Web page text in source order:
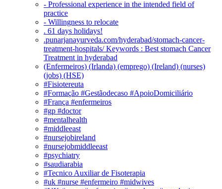
- Professional experience in the intended field of
practice
- Willingness to relocate
. 61 days holidays!
.punarjanayurveda.com/hyderabad/stomach-cancer-
treatment-hospitals/ Keywords : Best stomach Cancer
Treatment in hyderabad
(Enfermeiros) (Irlanda) (emprego) (Ireland) (nurses)
(jobs) (HSE)
#Fisiotereuta
#Formação #Gestãodecaso #ApoioDomiciliário
#França #enfermeiros
#gp #doctor
#mentalhealth
#middleeast
#nursejobireland
#nursejobmiddleeast
#psychiatry
#saudiarabia
#Tecnico Auxiliar de Fisoterapia
#uk #nurse #enfermeiro #midwives